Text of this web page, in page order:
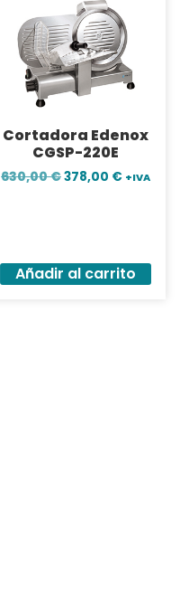
Cortadora Edenox
CGSP-220E
630,00€378,00 € +IVA
Añadir al carrito